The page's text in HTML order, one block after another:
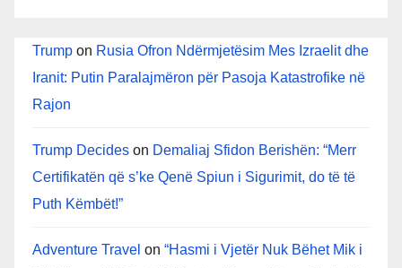
Trump on Rusia Ofron Ndërmjetësim Mes Izraelit dhe
Iranit: Putin Paralajmëron për Pasoja Katastrofike në
Rajon
Trump Decides on Demaliaj Sfidon Berishën: “Merr
Certifikatën që s’ke Qenë Spiun i Sigurimit, do të të
Puth Këmbët!”
Adventure Travel on “Hasmi i Vjetër Nuk Bëhet Mik i